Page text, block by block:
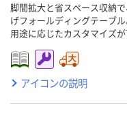
脚間拡大と省スペース収納
げフォールディングテーブ
用途に応じたカスタマイズ
アイコンの説明